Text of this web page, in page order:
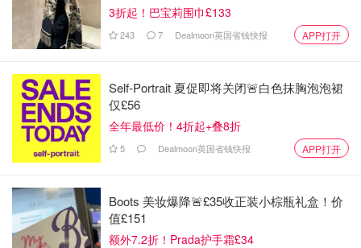
3折起！巴宝莉围巾£133
243 7 Dealmoon英国省钱快报 APP打开
Self-Portrait 夏促即将关闭🚨白色抹胸泡泡裙
仅£56
全年最低价！4折起+叠8折
5 Dealmoon英国省钱快报 APP打开
Boots 美妆爆降🚨£35收正装小棕瓶礼盒！价
值£151
额外7.2折！Prada护手霜£34